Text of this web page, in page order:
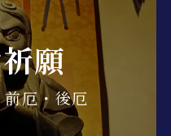
願
厄・後厄